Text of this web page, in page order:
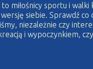
to miłośnicy sportu i walki
wersję siebie. Sprawdź co
niezależnie czy
i wypoczynkiem,